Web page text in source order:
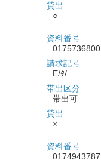
貸出
○
資料番号
0175736800
請求記号
E/ﾀ/
帯出区分
帯出可
貸出
×
資料番号
0174943787